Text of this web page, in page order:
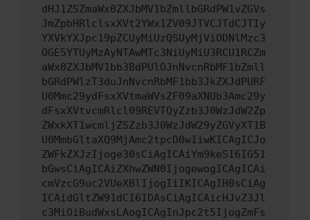
dHJ1ZSZmaWx0ZXJbMV1bZmllbGRdPW1vZGVs
JmZpbHRlclsxXVt2YWx1ZV09JTVCJTdCJTIy
YXVkYXJpc19pZCUyMiUzQSUyMjViODNlMzc3
OGE5YTUyMzAyNTAwMTc3NiUyMiU3RCU1RCZm
aWx0ZXJbMV1bb3BdPUlOJnNvcnRbMF1bZmll
bGRdPWlzT3duJnNvcnRbMF1bb3JkZXJdPURF
U0Mmc29ydFsxXVtmaWVsZF09aXNUb3Amc29y
dFsxXVtvcmRlcl09REVTQyZzb3J0WzJdW2Zp
ZWxkXT1wcmljZSZzb3J0WzJdW29yZGVyXT1B
U0MmbGltaXQ9MjAmc2tpcD0wIiwKICAgICJo
ZWFkZXJzIjoge30sCiAgICAiYm9keSI6IG51
bGwsCiAgICAiZXhwZWN0IjogewogICAgICAi
cmVzcG9uc2VUeXBlIjogIiIKICAgIH0sCiAg
ICAidGltZW91dCI6IDAsCiAgICAicHJvZ3Jl
c3MiOiBudWxsLAogICAgInJpc2t5IjogZmFs